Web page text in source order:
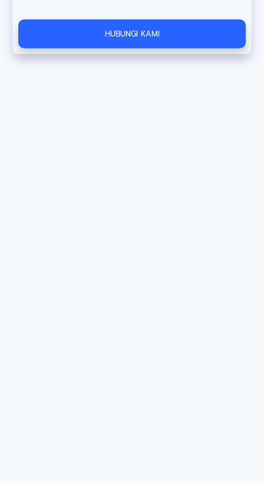
HUBUNGI KAMI